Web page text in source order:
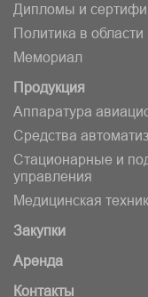
Дипломы и
Политика в области
Мемориал
Продукция
Аппаратура
Средства
Стационарные и
управления
Медицинская
Закупки
Аренда
Контакты